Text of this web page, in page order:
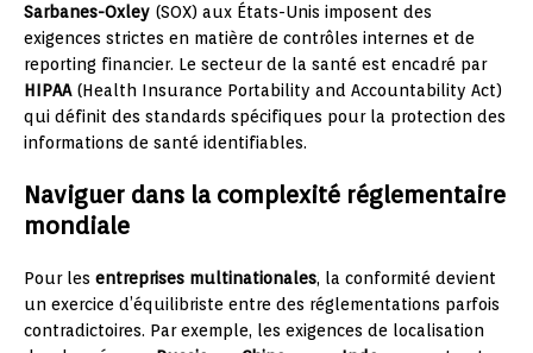
Sarbanes-Oxley (SOX) aux États-Unis imposent des
exigences strictes en matière de contrôles internes et de
reporting financier. Le secteur de la santé est encadré par
HIPAA(Health Insurance Portability and Accountability Act)
qui définit des standards spécifiques pour la protection des
informations de santé identifiables.
Naviguer dans la complexité réglementaire
mondiale
Pour les entreprises multinationales, la conformité devient
un exercice d’équilibriste entre des réglementations parfois
contradictoires. Par exemple, les exigences de localisation